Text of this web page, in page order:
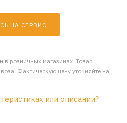
НА СЕРВИС
в розничных магазинах. Товар
Фактическую цену уточняйте на
или описании?